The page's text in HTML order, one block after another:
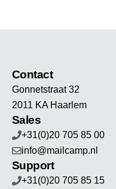
Contact
Gonnetstraat 32
2011 KA Haarlem
Sales
+31(0)20 705 85 00
info@mailcamp.nl
Support
+31(0)20 705 85 15